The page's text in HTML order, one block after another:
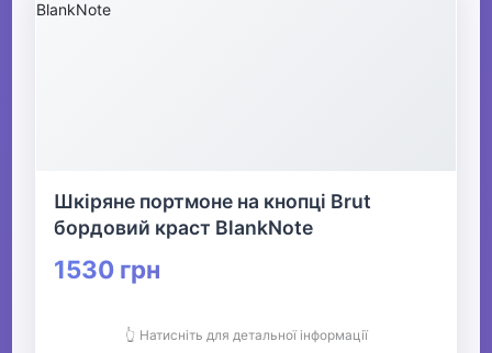
Шкіряне портмоне на кнопці Brut
бордовий краст BlankNote
1530 грн
👆 Натисніть для детальної інформації